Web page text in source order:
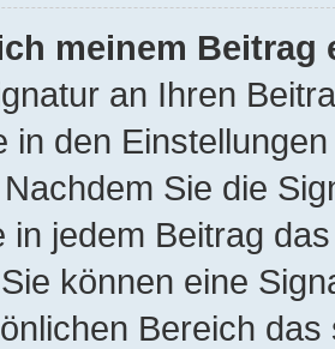
meinem
an Ihren
in den
Sie die
in jedem Beitrag
können eine
Bereich